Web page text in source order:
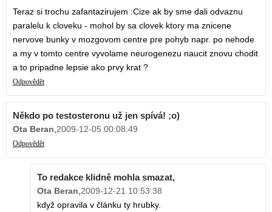
Teraz si trochu zafantazirujem :Cize ak by sme dali odvaznu
paralelu k cloveku - mohol by sa clovek ktory ma znicene
nervove bunky v mozgovom centre pre pohyb napr. po nehode
a my v tomto centre vyvolame neurogenezu naucit znovu chodit
a to pripadne lepsie ako prvy krat ?
Odpovědět
Někdo po testosteronu už jen spívá! ;o)
Ota Beran 2009-12-05 00:08:49
Odpovědět
To redakce klidně mohla smazat,
Ota Beran 2009-12-21 10:53:38
když opravila v článku ty hrubky.